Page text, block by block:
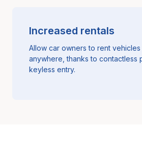
Increased rentals
Allow car owners to rent vehicles
anywhere, thanks to contactless
keyless entry.